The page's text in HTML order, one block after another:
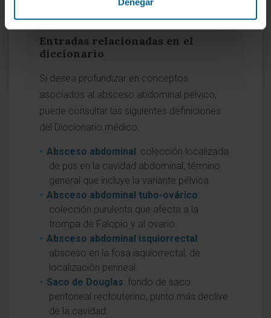
Entradas relacionadas en el
diccionario
Si desea profundizar en conceptos
asociados al absceso abdominal pélvico,
puede consultar las siguientes definiciones
del Diccionario médico:
Absceso abdominal: colección localizada
de pus en la cavidad abdominal, término
general que incluye la variante pélvica.
Absceso abdominal tubo-ovárico:
colección purulenta que afecta a la
trompa de Falopio y al ovario.
Absceso abdominal isquiorrectal:
absceso en la fosa isquiorrectal, de
localización perineal.
Saco de Douglas: fondo de saco
peritoneal rectouterino, punto más declive
de la cavidad.